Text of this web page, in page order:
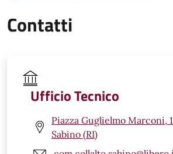
Contatti
Ufficio Tecnico
Piazza Guglielmo Marconi,
Sabino (RI)